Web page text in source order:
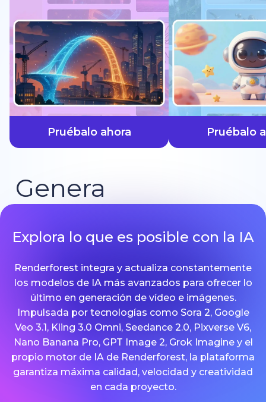
Pruébalo ahora Pruébalo
Genera
más rápido
Explora lo que es posible con la IA
Renderforest integra y actualiza constantemente
los modelos de IA más avanzados para ofrecer lo
último en generación de vídeo e imágenes.
Impulsada por tecnologías como Sora 2, Google
Veo 3.1, Kling 3.0 Omni, Seedance 2.0, Pixverse V6,
Nano Banana Pro, GPT Image 2, Grok Imagine y el
propio motor de IA de Renderforest, la plataforma
garantiza máxima calidad, velocidad y creatividad
en cada proyecto.